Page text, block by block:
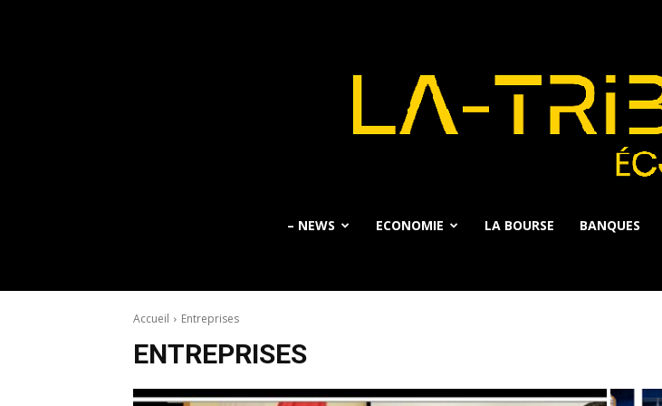
– NEWS ECONOMIE LA BOURSE BANQUES
Accueil Entreprises
ENTREPRISES